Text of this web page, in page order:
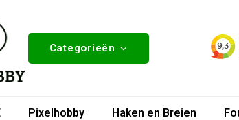
Categorieën
Pixelhobby Haken en Breien